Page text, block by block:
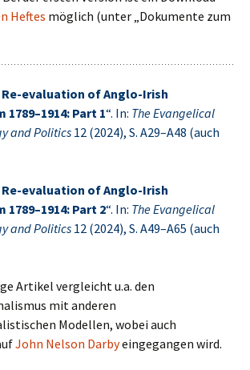
Heftes möglich (unter „Dokumente zum
Re-evaluation of Anglo-Irish
Part 1“. In: The Evangelical
and Politics 12 (2024), S. A29–A48 (auch
Re-evaluation of Anglo-Irish
Part 2“. In: The Evangelical
and Politics 12 (2024), S. A49–A65 (auch
Artikel vergleicht u.a. den
mit anderen
Modellen, wobei auch
John Nelson Darbyeingegangen wird.